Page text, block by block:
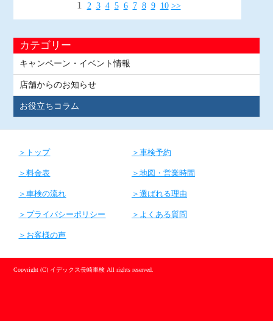
1 2 3 4 5 6 7 8 9 10 >>
カテゴリー
キャンペーン・イベント情報
店舗からのお知らせ
お役立ちコラム
トップ 車検予約
料金表 地図・営業時間
車検の流れ 選ばれる理由
プライバシーポリシー よくある質問
お客様の声
Copyright (C) イデックス長崎車検 All rights reserved.